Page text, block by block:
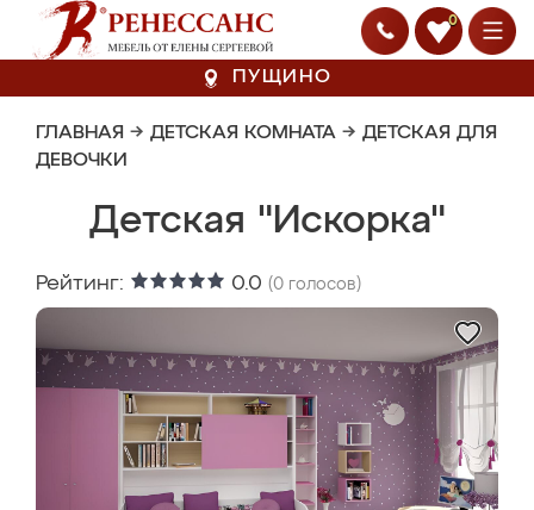
0
ПУЩИНО
ГЛАВНАЯ → ДЕТСКАЯ КОМНАТА → ДЕТСКАЯ ДЛЯ
ДЕВОЧКИ
Детская "Искорка"
Рейтинг: 0.0 (0 голосов)